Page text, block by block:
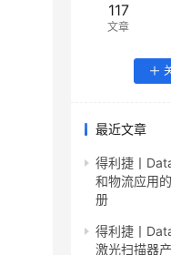
117
文章
最近文章
得利捷丨
和物流应用
册
得利捷丨
激光扫描器